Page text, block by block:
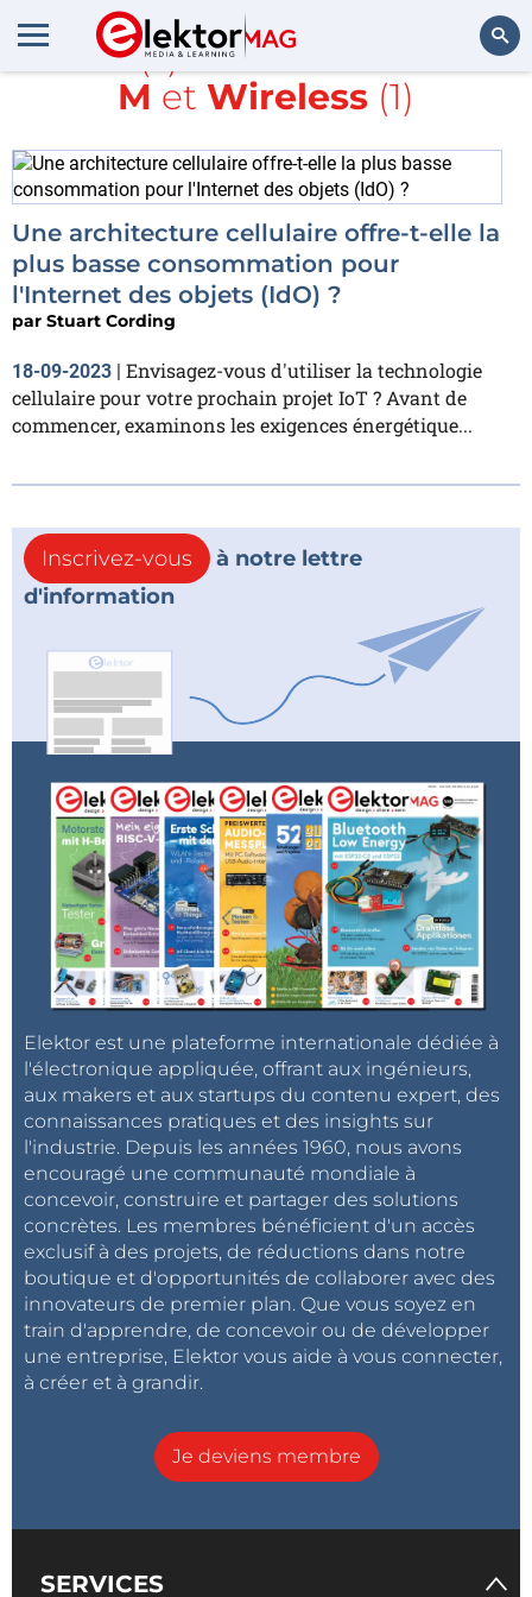
Article(s) avec la balise
LTE-
M et Wireless (1)
Une architecture cellulaire offre-t-elle la
plus basse consommation pour
l'Internet des objets (IdO) ?
par Stuart Cording
18-09-2023 | Envisagez-vous d'utiliser la technologie
cellulaire pour votre prochain projet IoT ? Avant de
commencer, examinons les exigences énergétique...
Inscrivez-vous
à notre lettre
d'information
Elektor est une plateforme internationale dédiée à
l'électronique appliquée, offrant aux ingénieurs,
aux makers et aux startups du contenu expert, des
connaissances pratiques et des insights sur
l'industrie. Depuis les années 1960, nous avons
encouragé une communauté mondiale à
concevoir, construire et partager des solutions
concrètes. Les membres bénéficient d'un accès
exclusif à des projets, de réductions dans notre
boutique et d'opportunités de collaborer avec des
innovateurs de premier plan. Que vous soyez en
train d'apprendre, de concevoir ou de développer
une entreprise, Elektor vous aide à vous connecter,
à créer et à grandir.
Je deviens membre
SERVICES